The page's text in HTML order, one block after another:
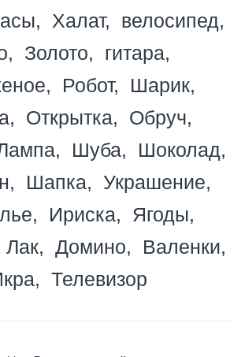
Халат
велосипед
Золото
гитара
Робот
Шарик
Открытка
Обруч
Шуба
Шоколад
Шапка
Украшение
Ириска
Ягоды
Лак Домино
Валенки
Телевизор